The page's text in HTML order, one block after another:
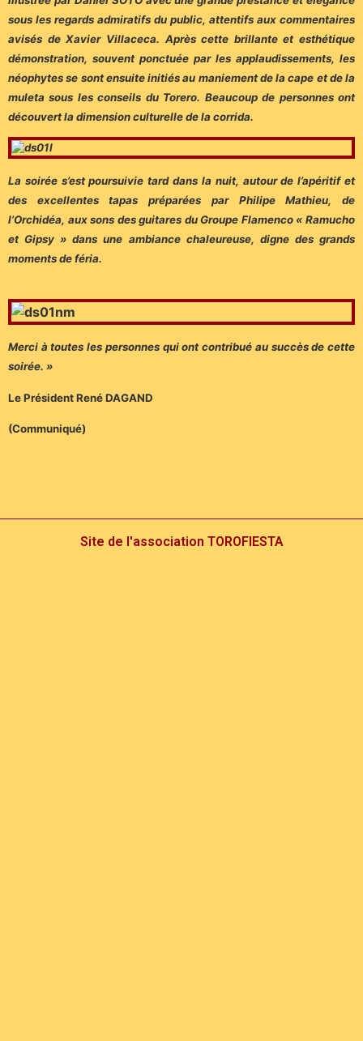
sous les regards admiratifs du public, attentifs aux commentaires
avisés de Xavier Villaceca. Après cette brillante et esthétique
démonstration, souvent ponctuée par les applaudissements, les
néophytes se sont ensuite initiés au maniement de la cape et de la
muleta sous les conseils du Torero. Beaucoup de personnes ont
découvert la dimension culturelle de la corrida.
La soirée s’est poursuivie tard dans la nuit, autour de l’apéritif et
des excellentes tapas préparées par Philipe Mathieu, de
l’Orchidéa, aux sons des guitares du Groupe Flamenco « Ramucho
et Gipsy » dans une ambiance chaleureuse, digne des grands
moments de féria.
Merci à toutes les personnes qui ont contribué au succès de cette
soirée. »
Le Président René DAGAND
(Communiqué)
Site de l'association TOROFIESTA